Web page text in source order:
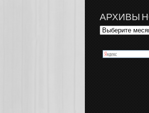
АРХИВЫ